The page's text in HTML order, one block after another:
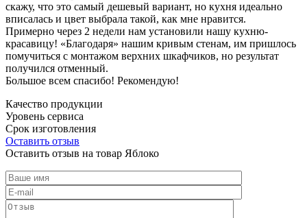
скажу, что это самый дешевый вариант, но кухня идеально
вписалась и цвет выбрала такой, как мне нравится.
Примерно через 2 недели нам установили нашу кухню-
красавицу! «Благодаря» нашим кривым стенам, им пришлось
помучиться с монтажом верхних шкафчиков, но результат
получился отменный.
Большое всем спасибо! Рекомендую!
Качество продукции
Уровень сервиса
Срок изготовления
Оставить отзыв
Оставить отзыв на товар Яблоко